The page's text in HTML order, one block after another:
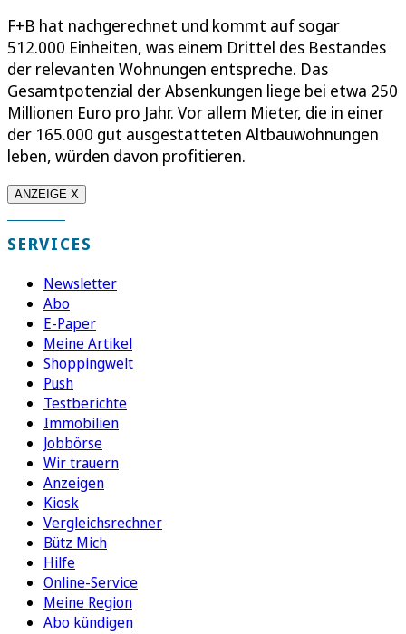
F+B hat nachgerechnet und kommt auf sogar
512.000 Einheiten, was einem Drittel des Bestandes
der relevanten Wohnungen entspreche. Das
Gesamtpotenzial der Absenkungen liege bei etwa 250
Millionen Euro pro Jahr. Vor allem Mieter, die in einer
der 165.000 gut ausgestatteten Altbauwohnungen
leben, würden davon profitieren.
ANZEIGE X
SERVICES
Newsletter
Abo
E-Paper
Meine Artikel
Shoppingwelt
Push
Testberichte
Immobilien
Jobbörse
Wir trauern
Anzeigen
Kiosk
Vergleichsrechner
Bütz Mich
Hilfe
Online-Service
Meine Region
Abo kündigen